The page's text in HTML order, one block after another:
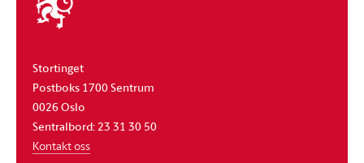
stortinget
Stortinget
Postboks 1700 Sentrum
0026 Oslo
Sentralbord: 23 31 30 50
Kontakt oss